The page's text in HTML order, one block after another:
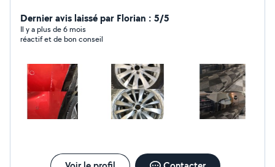
n'hésitez pas à me contacter. cordialement
Dernier avis laissé par Florian : 5/5
Il y a plus de 6 mois
réactif et de bon conseil